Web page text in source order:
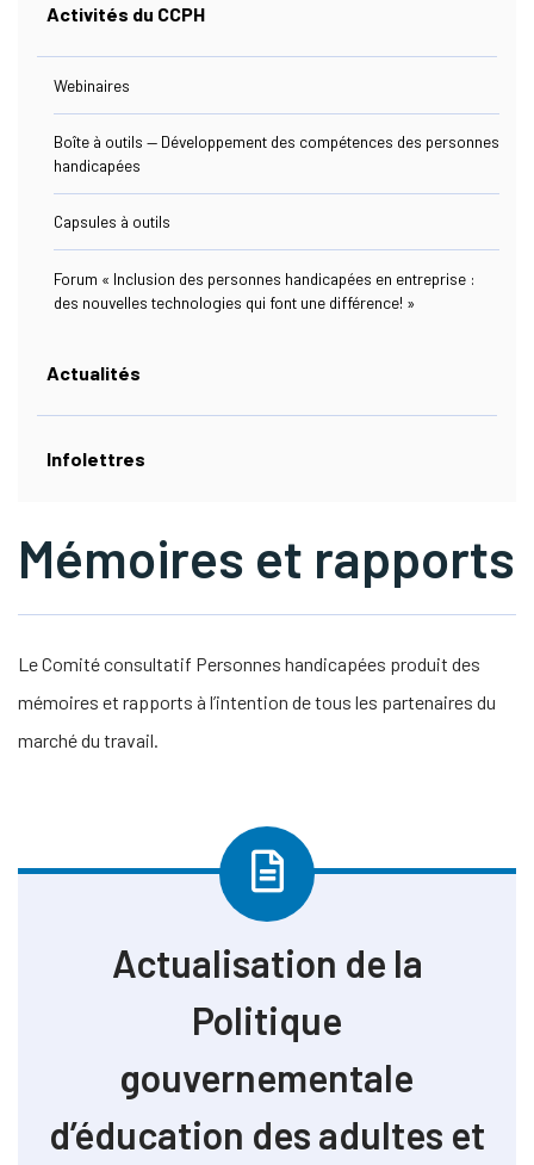
Ressources
(actuellement Sélectionnée)
Nous Joindre
Will Open In A New Window)
Activités du CCPH
Webinaires
Boîte à outils — Développement des compétences des personnes
handicapées
Capsules à outils
Forum « Inclusion des personnes handicapées en entreprise :
des nouvelles technologies qui font une différence! »
Actualités
Infolettres
Mémoires et rapports
Le Comité consultatif Personnes handicapées produit des
mémoires et rapports à l’intention de tous les partenaires du
marché du travail.
Actualisation de la
Politique
gouvernementale
d’éducation des adultes et